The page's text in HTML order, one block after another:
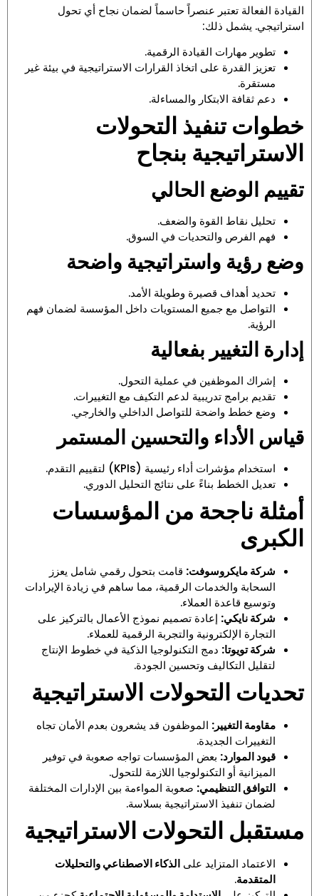
القيادة الفعالة تعتبر عنصراً حاسماً لضمان نجاح أي تحول
استراتيجي. يشمل ذلك:
تطوير مهارات القيادة الرقمية.
تعزيز القدرة على اتخاذ القرارات الاستراتيجية في بيئة غير
مستقرة.
دعم ثقافة الابتكار والمساءلة.
خطوات تنفيذ التحولات
الاستراتيجية بنجاح
تقييم الوضع الحالي
تحليل نقاط القوة والضعف.
فهم الفرص والتحديات في السوق.
وضع رؤية واستراتيجية واضحة
تحديد أهداف قصيرة وطويلة الأمد.
التواصل مع جميع المستويات داخل المؤسسة لضمان فهم
الرؤية.
إدارة التغيير بفعالية
إشراك الموظفين في عملية التحول.
تقديم برامج تدريبية لدعم التكيف مع التغييرات.
وضع خطط واضحة للتواصل الداخلي والخارجي.
قياس الأداء والتحسين المستمر
استخدام مؤشرات أداء رئيسية (KPIs) لتقييم التقدم.
تعديل الخطط بناءً على نتائج التحليل الدوري.
أمثلة ناجحة من المؤسسات
الكبرى
شركة مايكروسوفت: قامت بتحول رقمي شامل يعزز
السحابة والخدمات الرقمية، مما ساهم في زيادة الإيرادات
وتوسيع قاعدة العملاء.
شركة نايكي: إعادة تصميم نموذج الأعمال بالتركيز على
التجارة الإلكترونية والتجربة الرقمية للعملاء.
شركة تويوتا: دمج التكنولوجيا الذكية في خطوط الإنتاج
لتقليل التكاليف وتحسين الجودة.
تحديات التحولات الاستراتيجية
مقاومة التغيير: الموظفون قد يشعرون بعدم الأمان تجاه
التغييرات الجديدة.
قيود الموارد: بعض المؤسسات تواجه صعوبة في توفير
الميزانية أو التكنولوجيا اللازمة للتحول.
التوافق التنظيمي: صعوبة المواءمة بين الإدارات المختلفة
لضمان تنفيذ الاستراتيجية بسلاسة.
مستقبل التحولات الاستراتيجية
الاعتماد المتزايد على الذكاء الاصطناعي والتحليلات
المتقدمة.